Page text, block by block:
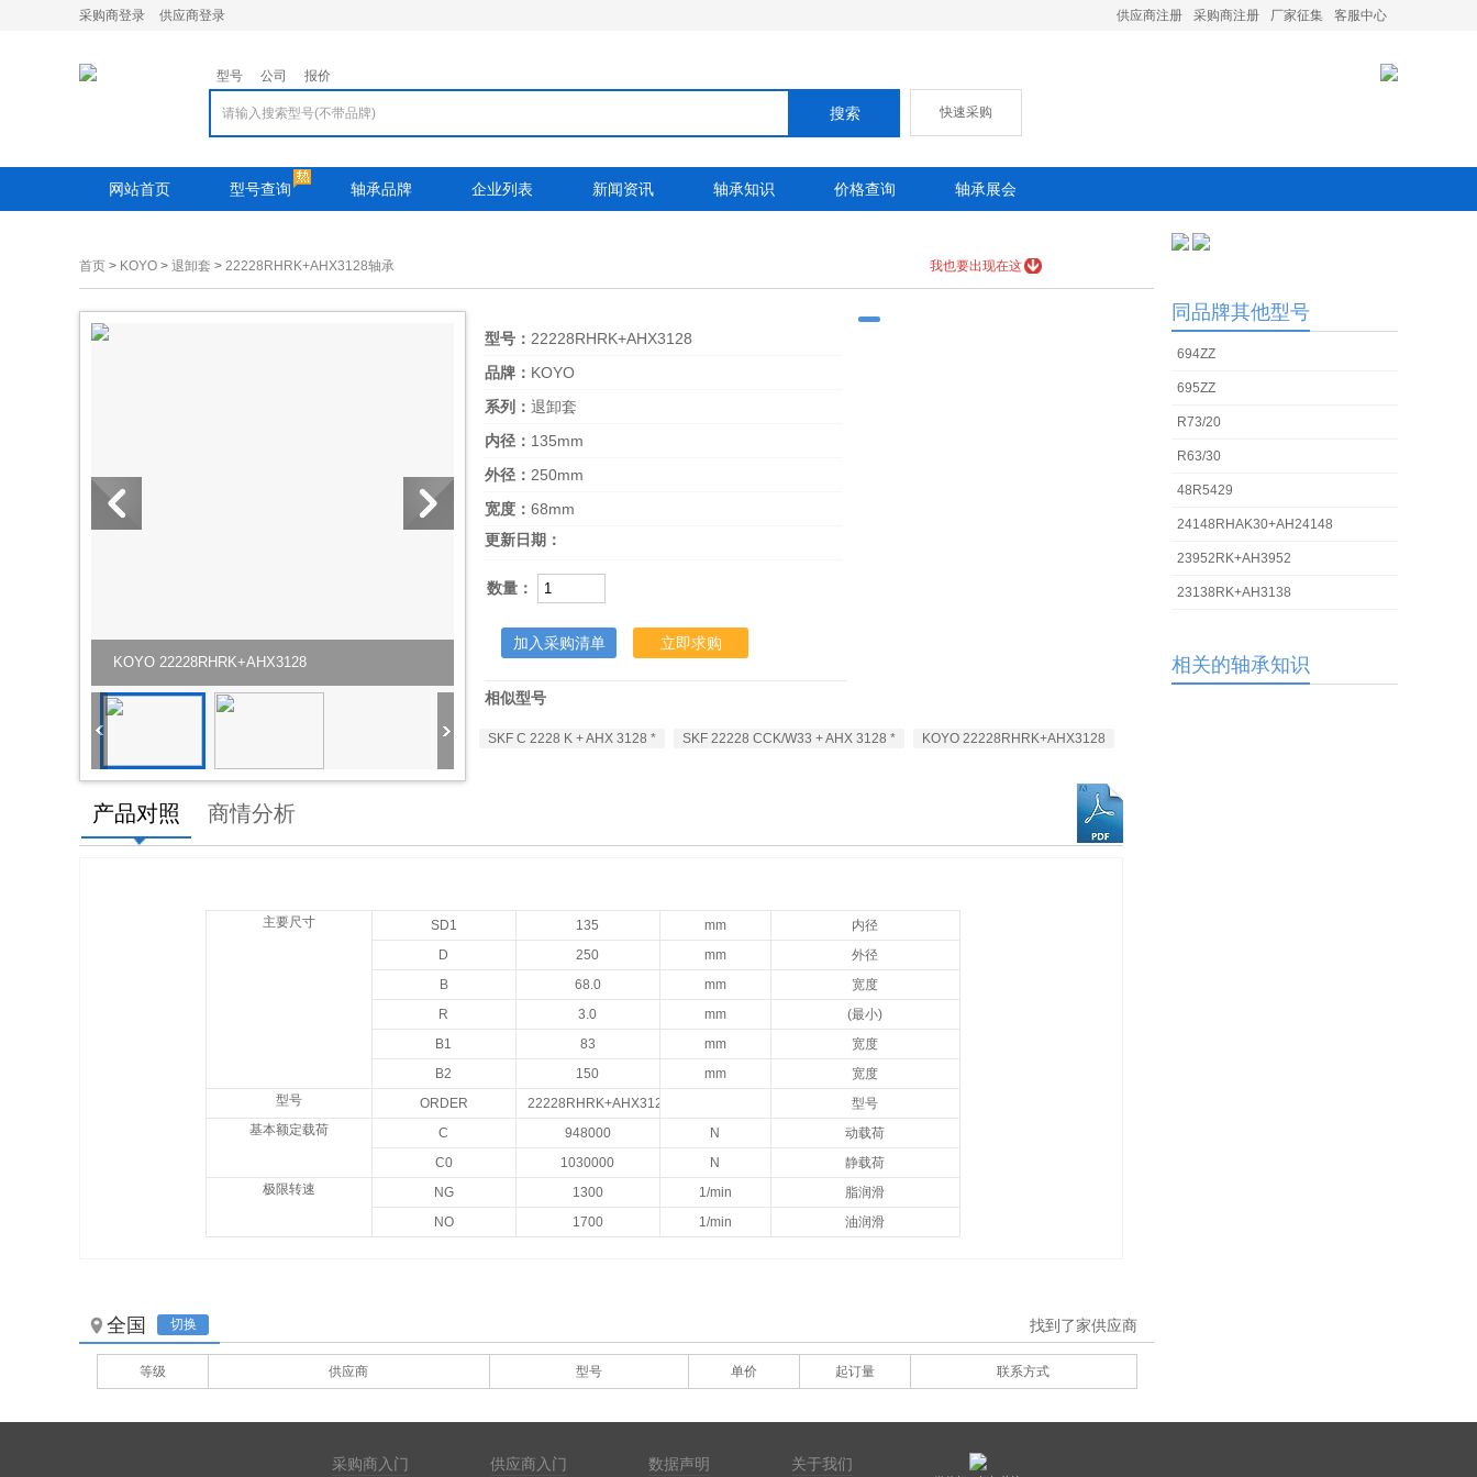
采购商登录 供应商登录 供应商注册 采购商注册 厂家征集 客服中心
型号 公司 报价
快速采购
网站首页 型号查询 轴承品牌 企业列表 新闻资讯 轴承知识 价格查询 轴承展会
首页 > KOYO > 退卸套 > 22228RHRK+AHX3128轴承 我也要出现在这
KOYO 22228RHRK+AHX3128
型号： 22228RHRK+AHX3128
品牌： KOYO
系列： 退卸套
内径： 135mm
外径： 250mm
宽度： 68mm
更新日期：
数量：
加入采购清单 立即求购
相似型号
SKF C 2228 K + AHX 3128 * SKF 22228 CCK/W33 + AHX 3128 * KOYO 22228RHRK+AHX3128
产品对照 商情分析
主要尺寸 SD1 135 mm
内径
D
250 mm
外径
B
68.0 mm
宽度
R
3.0 mm
(最小)
B1
83 mm
宽度
B2
150 mm
宽度
型号
ORDER 22228RHRK+AHX3128
型号
基本额定载荷
C 948000 N
动载荷
C0
1030000 N
静载荷
极限转速
NG 1300 1/min
脂润滑
NO
1700 1/min 油润滑
全国 切换 找到了家供应商
等级 供应商 型号 单价 起订量 联系方式
同品牌其他型号
694ZZ
695ZZ
R73/20
R63/30
48R5429
24148RHAK30+AH24148
23952RK+AH3952
23138RK+AH3138
相关的轴承知识
采购商入门 供应商入门 数据声明 关于我们